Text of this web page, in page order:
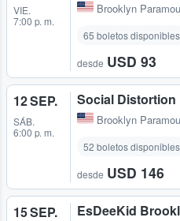
VIE.
7:00 p. m.
Brooklyn
65 boletos disponibles
desde USD 93
12 SEP.
SÁB.
6:00 p. m.
Social
Brooklyn
52 boletos disponibles
desde USD 146
15 SEP. EsDeeKid